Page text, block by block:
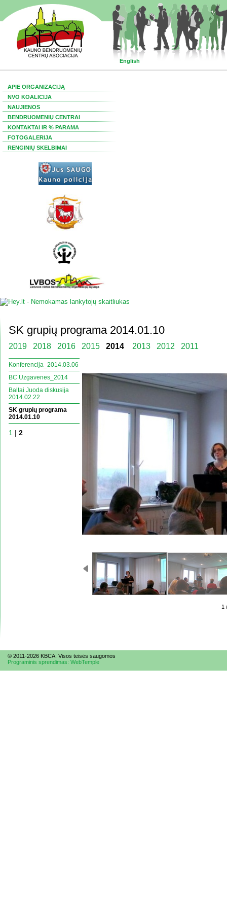
English
APIE ORGANIZACIJĄ
NVO KOALICIJA
NAUJIENOS
BENDRUOMENIŲ CENTRAI
KONTAKTAI IR % PARAMA
FOTOGALERIJA
RENGINIŲ SKELBIMAI
SK grupių programa 2014.01.10
2019 2018 2016 2015 2014 2013 2012 2011
Konferencija_2014.03.06
BC Uzgavenes_2014
Baltai Juoda diskusija
2014.02.22
SK grupių programa
2014.01.10
1 | 2
1
© 2011-2026 KBCA. Visos teisės saugomos
Programinis sprendimas: WebTemple